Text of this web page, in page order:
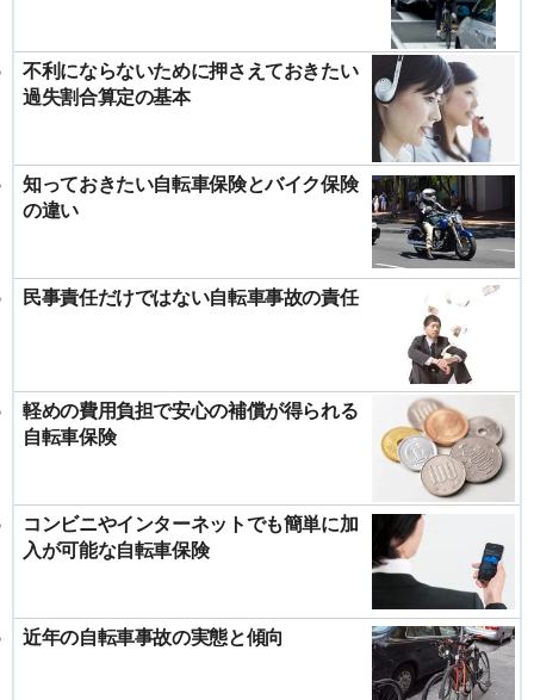
不利にならないために押さえておきたい
過失割合算定の基本
知っておきたい自転車保険とバイク保険
の違い
民事責任だけではない自転車事故の責任
軽めの費用負担で安心の補償が得られる
自転車保険
コンビニやインターネットでも簡単に加
入が可能な自転車保険
近年の自転車事故の実態と傾向